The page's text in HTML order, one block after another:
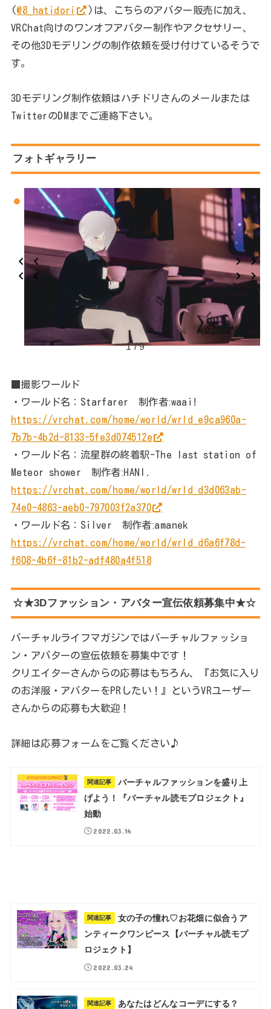
(@8_hatidori
)は、こちらのアバター販売に加え、
VRChat向けのワンオフアバター制作やアクセサリー、
その他3Dモデリングの制作依頼を受け付けているそうで
す。
3Dモデリング制作依頼はハチドリさんのメールまたは
TwitterのDMまでご連絡下さい。
フォトギャラリー
1 / 9
■撮影ワールド
・ワールド名：Starfarer 制作者ːwaai!
https://vrchat.com/home/world/wrld_e9ca960a-
7b7b-4b2d-8133-5fe3d074512e
・ワールド名：流星群の終着駅-The last station of
Meteor shower 制作者ːHANI․
https://vrchat.com/home/world/wrld_d3d063ab-
74e0-4863-aeb0-797003f2a370
・ワールド名：Silver 制作者ːamanek
https://vrchat.com/home/world/wrld_d6a6f78d-
f608-4b6f-81b2-adf480a4f518
☆★3Dファッション・アバター宣伝依頼募集中★☆
バーチャルライフマガジンではバーチャルファッショ
ン・アバターの宣伝依頼を募集中です！
クリエイターさんからの応募はもちろん、『お気に入り
のお洋服・アバターをPRしたい！』というVRユーザー
さんからの応募も大歓迎！
詳細は応募フォームをご覧ください♪
関連記事
バーチャルファッションを盛り上
げよう！『バーチャル読モプロジェクト』
始動
2022.03.14
関連記事
女の子の憧れ♡お花畑に似合うア
ンティークワンピース【バーチャル読モプ
ロジェクト】
2022.03.24
関連記事
あなたはどんなコーデにする？